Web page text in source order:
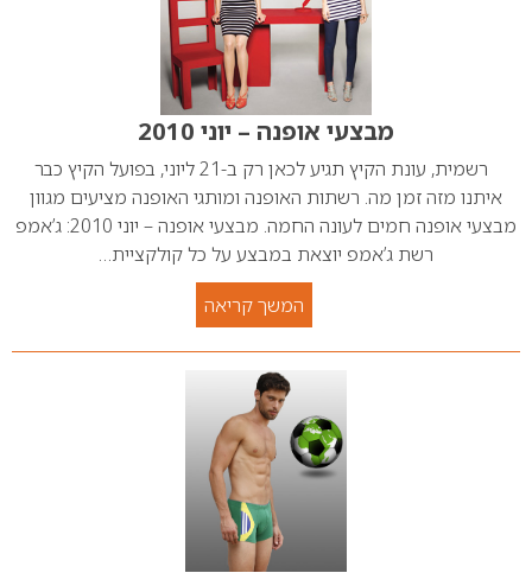
מבצעי אופנה – יוני 2010
רשמית, עונת הקיץ תגיע לכאן רק ב-21 ליוני, בפועל הקיץ כבר
איתנו מזה זמן מה. רשתות האופנה ומותגי האופנה מציעים מגוון
מבצעי אופנה חמים לעונה החמה. מבצעי אופנה – יוני 2010: ג’אמפ
רשת ג’אמפ יוצאת במבצע על כל קולקציית…
המשך קריאה